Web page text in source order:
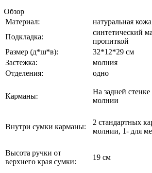
Обзор
Материал:
натуральная кожа
Подкладка:
синтетический
пропиткой
Размер (д*ш*в):
32*12*29 см
Застежка:
молния
Отделения:
одно
Карманы:
На задней
молнии
Внутри сумки карманы:
2 стандартных
молнии, 1- для
Высота ручки от
верхнего края сумки:
19 см